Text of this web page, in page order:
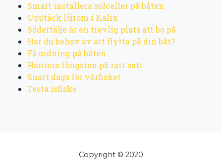
Smart installera solceller på båten
Upptäck löjrom i Kalix
Södertälje är en trevlig plats att bo på
Har du behov av att flytta på din båt?
Få ordning på båten
Hantera fångsten på rätt sätt
Snart dags för vårfisket
Testa isfiske
Copyright © 2020